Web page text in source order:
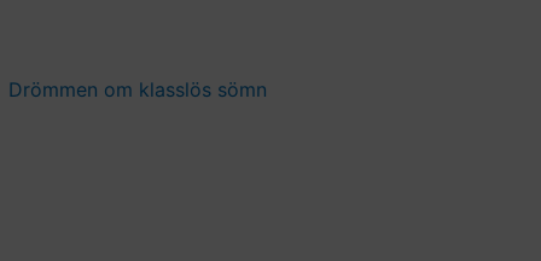
Drömmen om klasslös sömn